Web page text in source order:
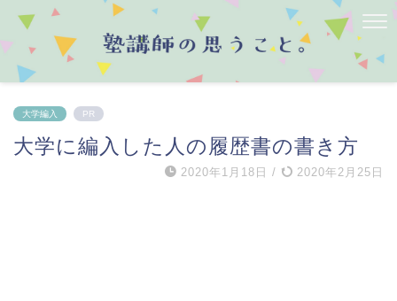
大学編入 PR
大学に編入した人の履歴書の書き方
2020年1月18日 / 2020年2月25日